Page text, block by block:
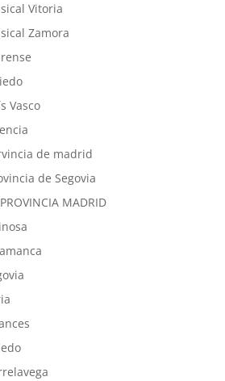
Vitoria
Zamora
Vasco
de madrid
de Segovia
MADRID